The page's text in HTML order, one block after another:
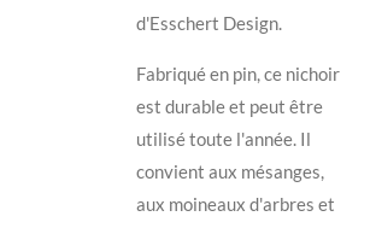
d'Esschert Design.
Fabriqué en pin, ce nichoir
est durable et peut être
utilisé toute l'année. Il
convient aux mésanges,
aux moineaux d'arbres et